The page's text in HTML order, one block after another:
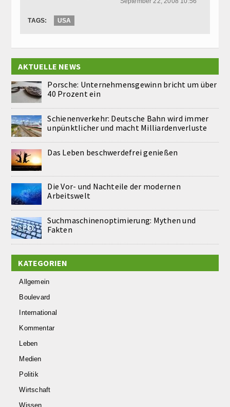
TAGS: USA
AKTUELLE NEWS
Porsche: Unternehmensgewinn bricht um über
40 Prozent ein
Schienenverkehr: Deutsche Bahn wird immer
unpünktlicher und macht Milliardenverluste
Das Leben beschwerdefrei genießen
Die Vor- und Nachteile der modernen
Arbeitswelt
Suchmaschinenoptimierung: Mythen und
Fakten
KATEGORIEN
Allgemein
Boulevard
International
Kommentar
Leben
Medien
Politik
Wirtschaft
Wissen